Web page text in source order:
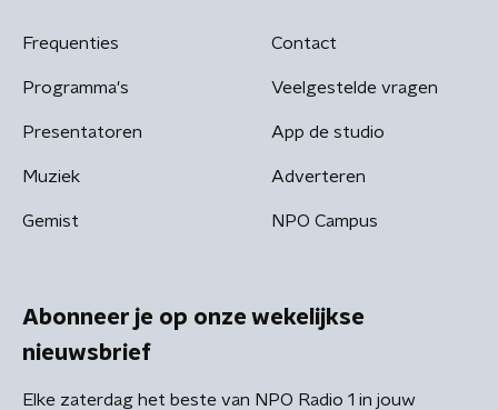
Frequenties
Programma's
Presentatoren
Muziek
Gemist
Contact
Veelgestelde vragen
App de studio
Adverteren
NPO Campus
Abonneer je op onze wekelijkse
nieuwsbrief
Elke zaterdag het beste van NPO Radio 1 in jouw